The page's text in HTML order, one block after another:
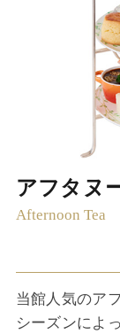
アフタヌ
Afternoon Tea
当館人気のア
シーズンによ